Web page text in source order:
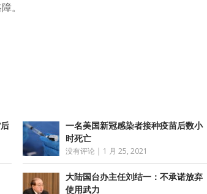
。
一名美国新冠感染者接种疫苗后数小
时死亡
没有评论 | 1 月 25, 2021
大陆国台办主任刘结一：不承诺放弃
使用武力